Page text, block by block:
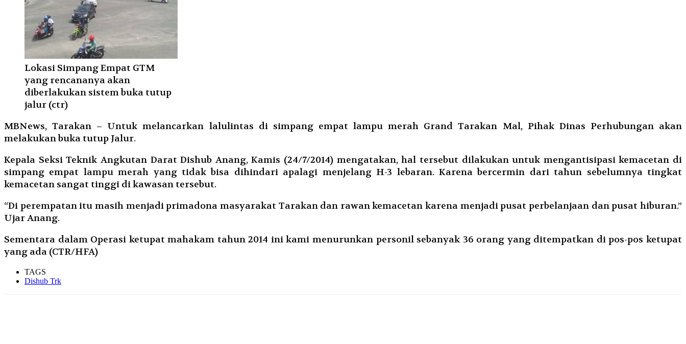
Lokasi Simpang Empat GTM
yang rencananya akan
diberlakukan sistem buka tutup
jalur (ctr)
MBNews, Tarakan – Untuk melancarkan lalulintas di simpang empat lampu merah Grand Tarakan Mal, Pihak Dinas Perhubungan akan
melakukan buka tutup Jalur.
Kepala Seksi Teknik Angkutan Darat Dishub Anang, Kamis (24/7/2014) mengatakan, hal tersebut dilakukan untuk mengantisipasi kemacetan di
simpang empat lampu merah yang tidak bisa dihindari apalagi menjelang H-3 lebaran. Karena bercermin dari tahun sebelumnya tingkat
kemacetan sangat tinggi di kawasan tersebut.
“Di perempatan itu masih menjadi primadona masyarakat Tarakan dan rawan kemacetan karena menjadi pusat perbelanjaan dan pusat hiburan.”
Ujar Anang.
Sementara dalam Operasi ketupat mahakam tahun 2014 ini kami menurunkan personil sebanyak 36 orang yang ditempatkan di pos-pos ketupat
yang ada (CTR/HFA)
TAGS
Dishub Trk